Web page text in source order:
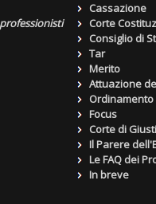
Cassazione
Corte
Consiglio di
Tar
Merito
Attuazione
Focus
Corte di
Il Parere
Le FAQ dei
In breve